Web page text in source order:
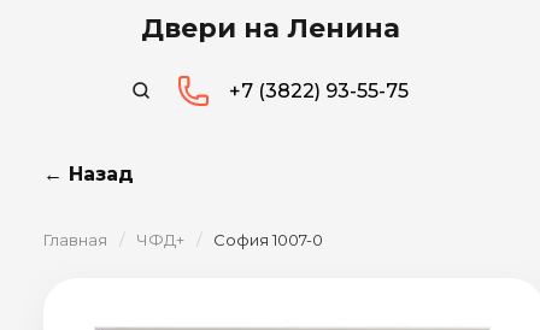
Двери на Ленина
+7 (3822) 93-55-75
← Назад
Главная / ЧФД+ / София 1007-0